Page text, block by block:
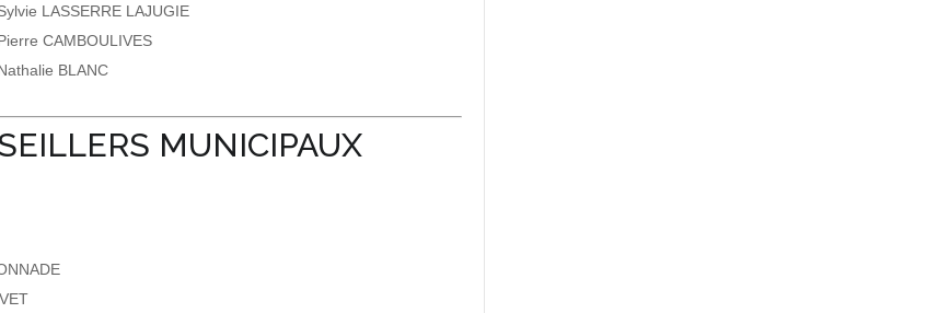
LASSERRE LAJUGIE
CAMBOULIVES
BLANC
MUNICIPAUX